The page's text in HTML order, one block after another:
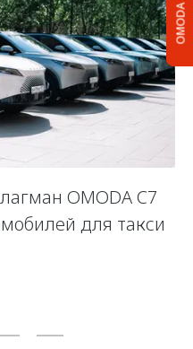
OMODA C5
OMODA C7
для такси